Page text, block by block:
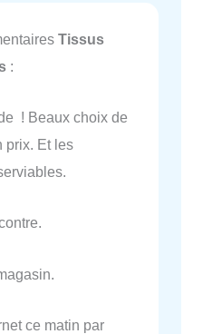
Tissus
:
! Beaux choix de
prix. Et les
ce matin par